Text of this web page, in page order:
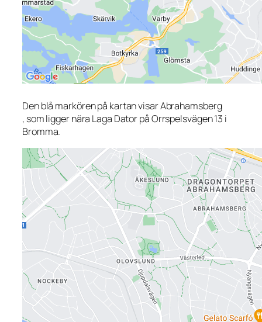
Den blå markören på kartan visar Abrahamsberg
, som ligger nära Laga Dator på Orrspelsvägen 13 i
Bromma.